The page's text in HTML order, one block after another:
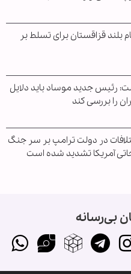
بلند قزاقستان برای تسلط بر
رئیس جدید موساد باید دلایل
را بررسی کند
در دولت ترامپ بر سر جنگ
آمریکا تشدید شده است
بی‌رسانه